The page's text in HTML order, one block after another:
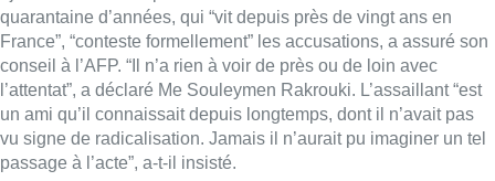
quarantaine d’années, qui “vit depuis près de vingt ans en
France”, “conteste formellement” les accusations, a assuré son
conseil à l’AFP. “Il n’a rien à voir de près ou de loin avec
l’attentat”, a déclaré Me Souleymen Rakrouki. L’assaillant “est
un ami qu’il connaissait depuis longtemps, dont il n’avait pas
vu signe de radicalisation. Jamais il n’aurait pu imaginer un tel
passage à l’acte”, a-t-il insisté.